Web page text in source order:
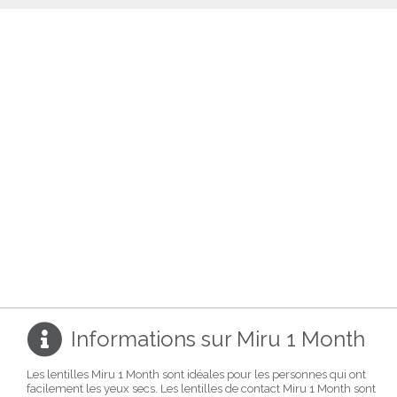
Informations sur Miru 1 Month
Les lentilles Miru 1 Month sont idéales pour les personnes qui ont
facilement les yeux secs. Les lentilles de contact Miru 1 Month sont